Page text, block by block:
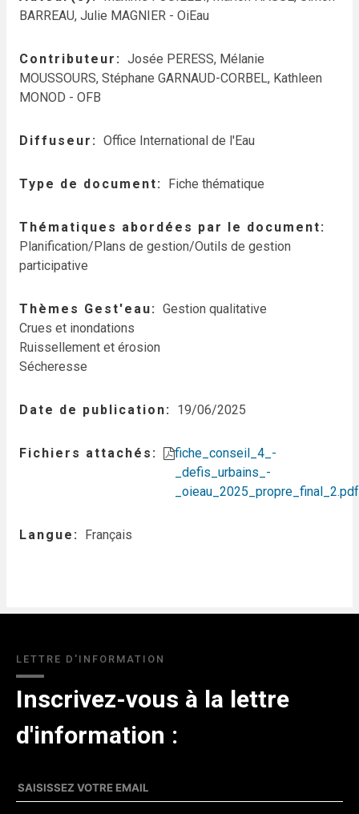
BARREAU, Julie MAGNIER - OiEau
Contributeur
Josée PERESS, Mélanie
MOUSSOURS, Stéphane GARNAUD-CORBEL, Kathleen
MONOD - OFB
Diffuseur Office International de l'Eau
Type de document Fiche thématique
Thématiques abordées par le document
Planification/Plans de gestion/Outils de gestion
participative
Thèmes Gest'eau
Gestion qualitative
Crues et inondations
Ruissellement et érosion
Sécheresse
Date de publication 19/06/2025
Fichiers attachés
fiche_conseil_4_-
_defis_urbains_-
_oieau_2025_propre_final_2.pdf
Langue Français
LETTRE D'INFORMATION
Inscrivez-vous à la lettre
d'information :